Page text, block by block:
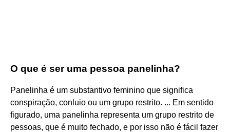
O que é ser uma pessoa panelinha?
Panelinha é um substantivo feminino que significa
conspiração, conluio ou um grupo restrito. ... Em sentido
figurado, uma panelinha representa um grupo restrito de
pessoas, que é muito fechado, e por isso não é fácil fazer